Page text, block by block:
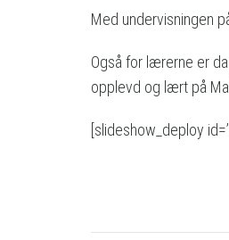
Med undervisningen
Også for lærerne er
opplevd og lært på
[slideshow_deploy